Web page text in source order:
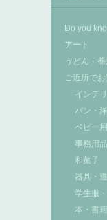
Do you
アート
うどん・蕎
ご近所で
インテ
パン・
ベビー
事務用
和菓子
器具・
学生服
本・書籍